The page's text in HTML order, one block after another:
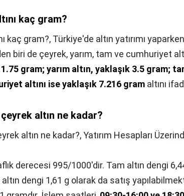
kaç gram?
kaç gram?, Türkiye'de altın yatırımı
biri de çeyrek, yarım, tam ve cumhuriyet
gram; yarım altın, yaklaşık 3.5 gram;
altını ise yaklaşık 7.216 gram altını
altın ne kadar?
altın ne kadar?,Yatırım Hesapları
derecesi 995/1000'dir. Tam altın dengi
altın dengi 1,61 g olarak da satış